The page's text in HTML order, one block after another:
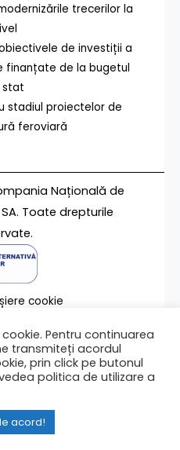
trecerilor la
de investiții a
finanțate de la bugetul
stat
stadiul proiectelor de
feroviară
Națională de
SA. Toate drepturile
cookie
paginii 29/06/2023
Pentru continuarea
transmiteți acordul
prin click pe butonul
politica de utilizare a
acord!